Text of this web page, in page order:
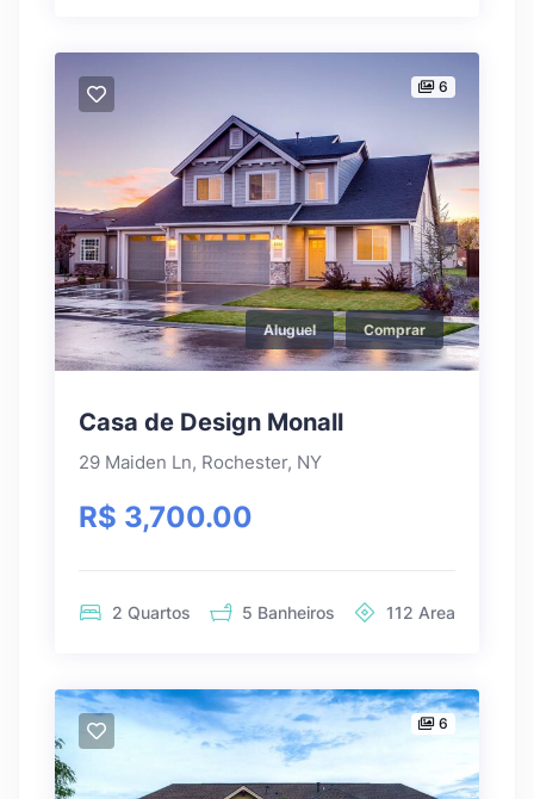
6
Aluguel Comprar
Casa de Design Monall
29 Maiden Ln, Rochester, NY
R$ 3,700.00
2 Quartos 5 Banheiros 112 Area
6